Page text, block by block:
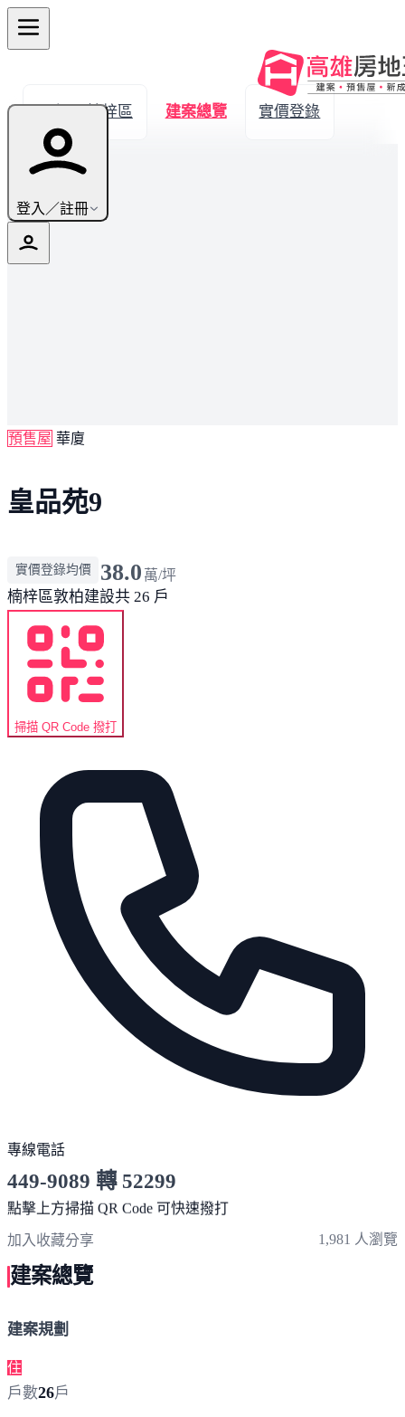
登入／註冊
← 返回楠梓區 建案總覽 實價登錄
預售屋 華廈
皇品苑9
實價登錄均價 38.0 萬/坪
楠梓區敦柏建設共 26 戶
掃描 QR Code 撥打
專線電話
449-9089 轉 52299
服務時間 10:00～19:00
點擊上方掃描 QR Code 可快速撥打
加入收藏分享 1,981 人瀏覽
建案總覽
建案規劃
住
戶數26戶